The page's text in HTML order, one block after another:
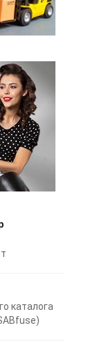
каталога